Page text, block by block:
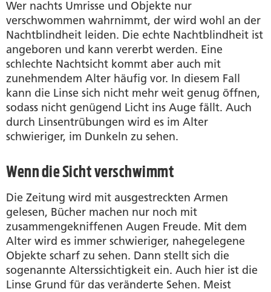
Wer nachts Umrisse und Objekte nur
verschwommen wahrnimmt, der wird wohl an der
Nachtblindheit leiden. Die echte Nachtblindheit ist
angeboren und kann vererbt werden. Eine
schlechte Nachtsicht kommt aber auch mit
zunehmendem Alter häufig vor. In diesem Fall
kann die Linse sich nicht mehr weit genug öffnen,
sodass nicht genügend Licht ins Auge fällt. Auch
durch Linsentrübungen wird es im Alter
schwieriger, im Dunkeln zu sehen.
Wenn die Sicht verschwimmt
Die Zeitung wird mit ausgestreckten Armen
gelesen, Bücher machen nur noch mit
zusammengekniffenen Augen Freude. Mit dem
Alter wird es immer schwieriger, nahegelegene
Objekte scharf zu sehen. Dann stellt sich die
sogenannte Alterssichtigkeit ein. Auch hier ist die
Linse Grund für das veränderte Sehen. Meist